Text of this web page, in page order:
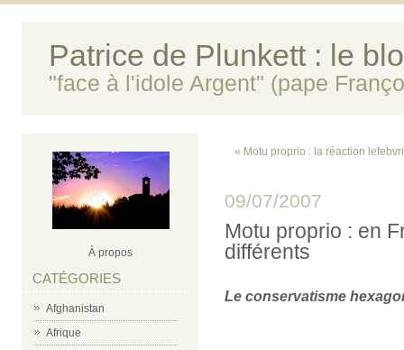
Patrice de Plunkett : le
"face à l'idole Argent" (pape
À propos
CATÉGORIES
Afghanistan
Afrique
« Motu proprio : la réaction
09/07/2007
Motu proprio : en
différents
Le conservatisme